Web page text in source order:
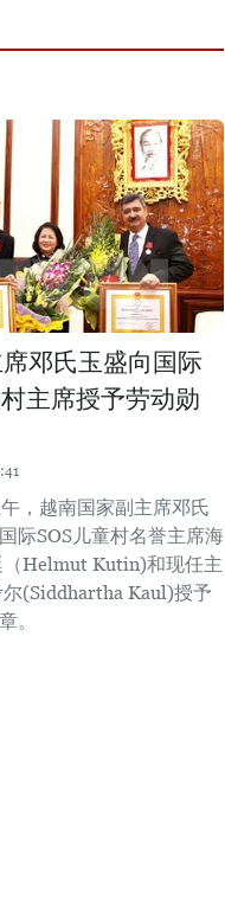
邓氏玉盛向国际
主席授予劳动勋
，越南国家副主席邓氏
际SOS儿童村名誉主席海
（Helmut Kutin)和现任主
尔(Siddhartha Kaul)授予
。